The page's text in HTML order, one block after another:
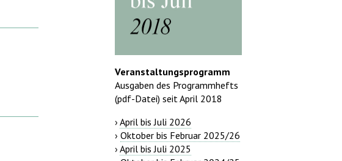
Veranstaltungsprogramm
Ausgaben des Programmhefts
(pdf-Datei) seit April 2018
› April bis Juli 2026
› Oktober bis Februar 2025/26
› April bis Juli 2025